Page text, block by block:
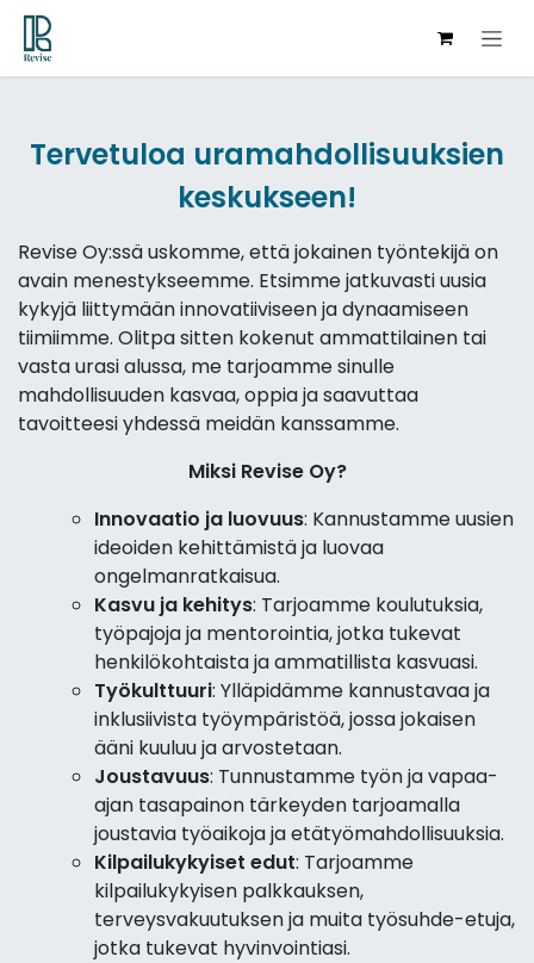
Siirry sisältöön
Tervetuloa uramahdollisuuksien
keskukseen!
Revise Oy:ssä uskomme, että jokainen työntekijä on
avain menestykseemme. Etsimme jatkuvasti uusia
kykyjä liittymään innovatiiviseen ja dynaamiseen
tiimiimme. Olitpa sitten kokenut ammattilainen tai
vasta urasi alussa, me tarjoamme sinulle
mahdollisuuden kasvaa, oppia ja saavuttaa
tavoitteesi yhdessä meidän kanssamme.
Miksi Revise Oy?
Innovaatio ja luovuus: Kannustamme uusien
ideoiden kehittämistä ja luovaa
ongelmanratkaisua.
Kasvu ja kehitys: Tarjoamme koulutuksia,
työpajoja ja mentorointia, jotka tukevat
henkilökohtaista ja ammatillista kasvuasi.
Työkulttuuri: Ylläpidämme kannustavaa ja
inklusiivista työympäristöä, jossa jokaisen
ääni kuuluu ja arvostetaan.
Joustavuus: Tunnustamme työn ja vapaa-
ajan tasapainon tärkeyden tarjoamalla
joustavia työaikoja ja etätyömahdollisuuksia.
Kilpailukykyiset edut: Tarjoamme
kilpailukykyisen palkkauksen,
terveysvakuutuksen ja muita työsuhde-etuja,
jotka tukevat hyvinvointiasi.